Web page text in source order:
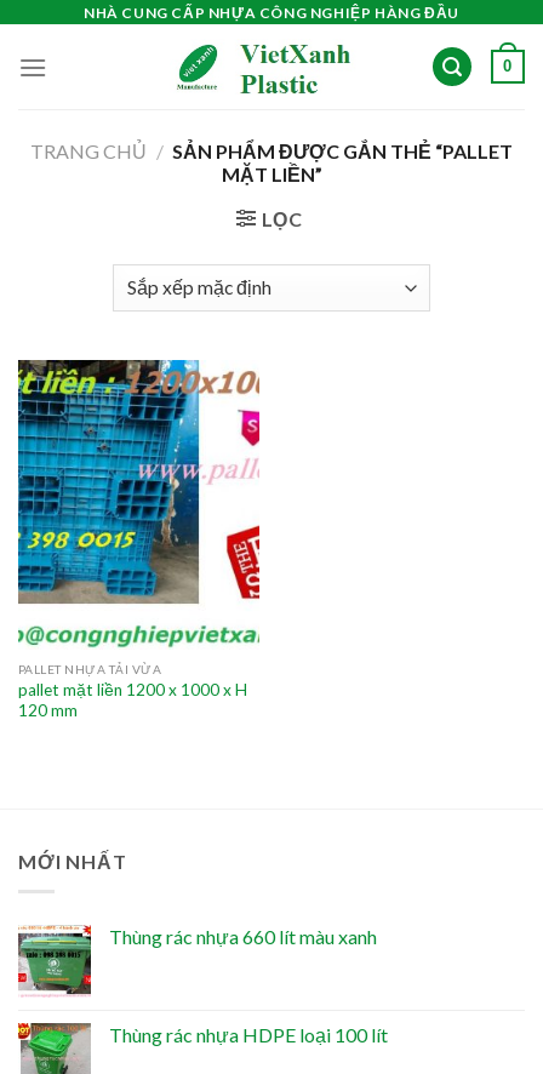
content
NHÀ CUNG CẤP NHỰA CÔNG NGHIỆP HÀNG ĐẦU
0
TRANG CHỦ / SẢN PHẨM ĐƯỢC GẮN THẺ “PALLET
MẶT LIỀN”
LỌC
PALLET NHỰA TẢI VỪA
pallet mặt liền 1200 x 1000 x H
120 mm
MỚI NHẤT
Thùng rác nhựa 660 lít màu xanh
Thùng rác nhựa HDPE loại 100 lít